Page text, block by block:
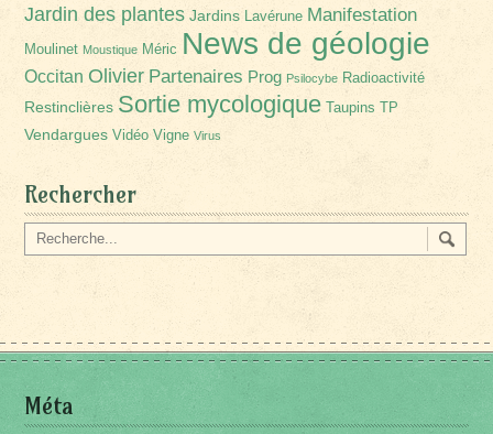
Jardin des plantes Jardins Lavérune Manifestation
Moulinet Moustique Méric News de géologie
Occitan Olivier Partenaires Prog Psilocybe Radioactivité
Restinclières Sortie mycologique Taupins TP
Vendargues Vidéo Vigne Virus
Rechercher
Méta